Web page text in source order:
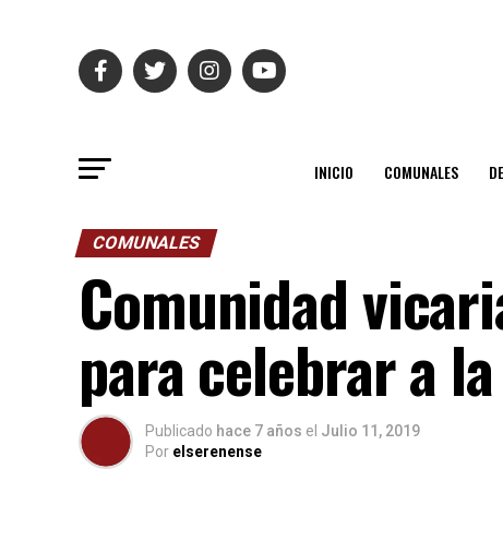
INICIO COMUNALES
COMUNALES
Comunidad
para celebrar a
Publicado hace 7 años el Julio 11, 2019
Por elserenense